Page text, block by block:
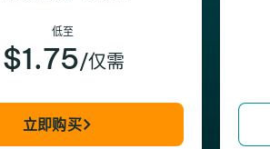
低至
$1.75/仅需
立即购买